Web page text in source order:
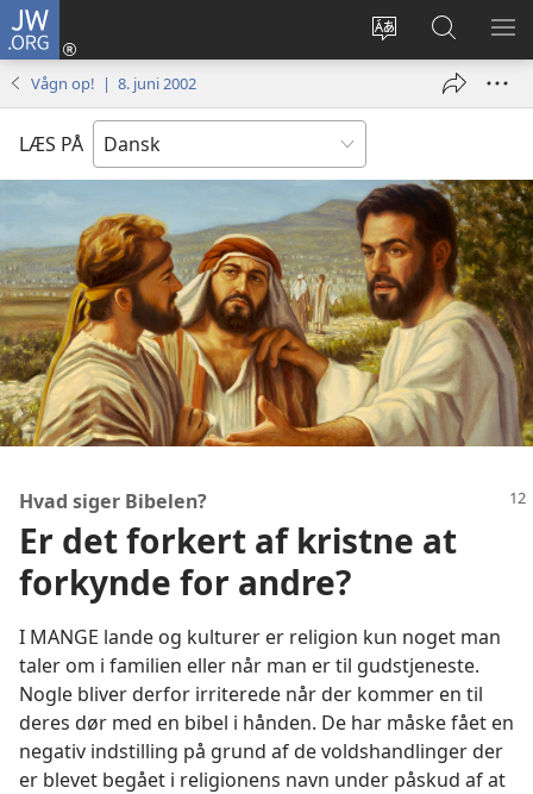
JW.ORG
Vælg
Log
på
vindue)
Søg
på
JW.ORG
VIS
Vågn op! | 8. juni 2002
LÆS PÅ
Hvad siger Bibelen?
Er det forkert af kristne at
forkynde for andre?
I MANGE lande og kulturer er religion kun noget man
taler om i familien eller når man er til gudstjeneste.
Nogle bliver derfor irriterede når der kommer en til
deres dør med en bibel i hånden. De har måske fået en
negativ indstilling på grund af de voldshandlinger der
er blevet begået i religionens navn under påskud af at